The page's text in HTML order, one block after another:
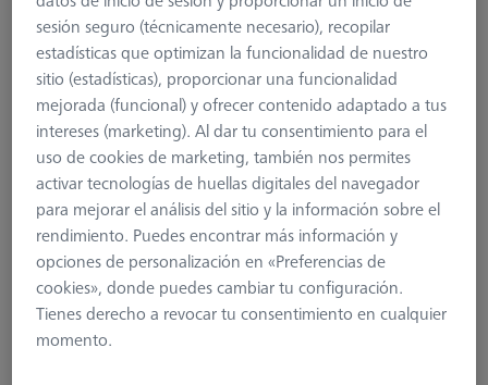
Conector de sonda RDS CFS
621770-8050-000
sesión seguro (técnicamente necesario), recopilar
estadísticas que optimizan la funcionalidad de nuestro
sitio (estadísticas), proporcionar una funcionalidad
mejorada (funcional) y ofrecer contenido adaptado a tus
intereses (marketing). Al dar tu consentimiento para el
uso de cookies de marketing, también nos permites
activar tecnologías de huellas digitales del navegador
para mejorar el análisis del sitio y la información sobre el
rendimiento. Puedes encontrar más información y
opciones de personalización en «Preferencias de
cookies», donde puedes cambiar tu configuración.
Tienes derecho a revocar tu consentimiento en cualquier
momento.